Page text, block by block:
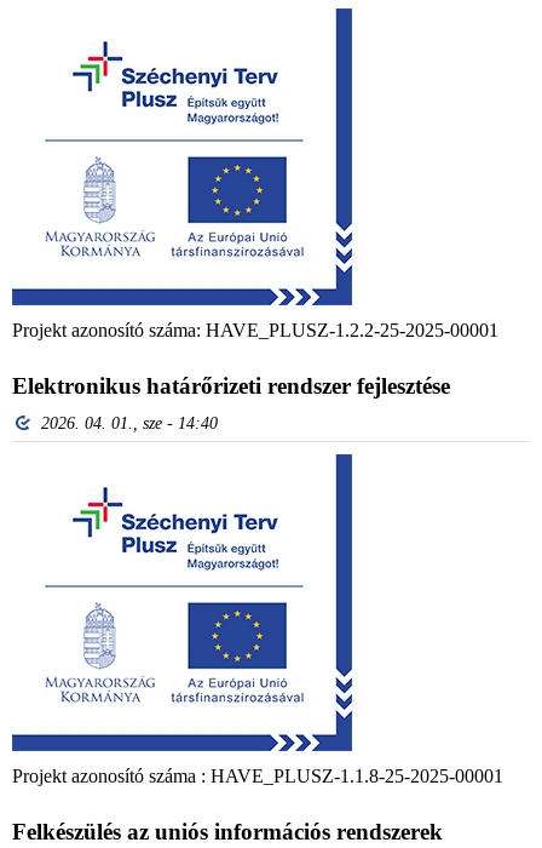
Projekt azonosító száma: HAVE_PLUSZ-1.2.2-25-2025-00001
Elektronikus határőrizeti rendszer fejlesztése
2026. 04. 01., sze - 14:40
Projekt azonosító száma : HAVE_PLUSZ-1.1.8-25-2025-00001
Felkészülés az uniós információs rendszerek